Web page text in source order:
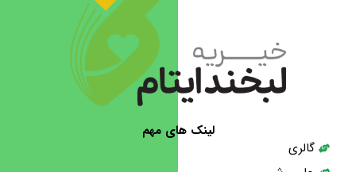
لینک های مهم
گالری